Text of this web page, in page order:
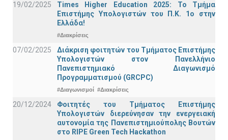
19/02/2025
Times Higher Education 2025: Το Τμήμα
Επιστήμης Υπολογιστών του Π.Κ. 1ο στην
Ελλάδα!
#Διακρίσεις
07/02/2025
Διάκριση φοιτητών του Τμήματος Επιστήμης
Υπολογιστών στον Πανελλήνιο
Πανεπιστημιακό Διαγωνισμό
Προγραμματισμού (GRCPC)
#Διαγωνισμοί #Διακρίσεις
20/12/2024
Φοιτητές του Τμήματος Επιστήμης
Υπολογιστών διερεύνησαν την ενεργειακή
αυτονομία της Πανεπιστημιούπολης Βουτών
στο RIPE Green Tech Hackathon